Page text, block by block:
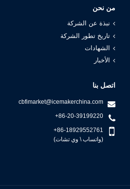
من نحن
نبذة عن الشركة
تاريخ تطور الشركة
الشهادات
الأخبار
اتصل بنا
cbfimarket@icemakerchina.com
+86-20-39199220
+86-18929552761
(واتساب \ وي تشات)